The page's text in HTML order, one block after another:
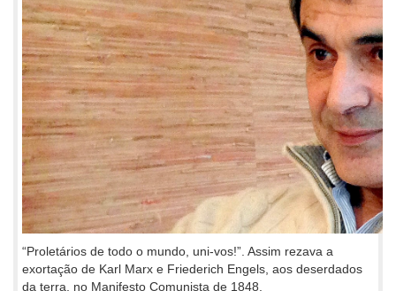
“Proletários de todo o mundo, uni-vos!”. Assim rezava a
exortação de Karl Marx e Friederich Engels, aos deserdados
da terra, no Manifesto Comunista de 1848.